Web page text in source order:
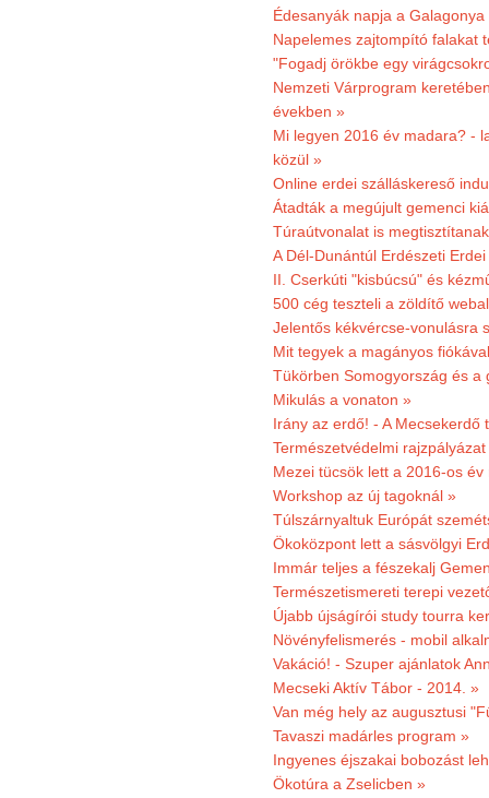
Édesanyák napja a
Napelemes zajtompító falakat
"Fogadj örökbe egy
Nemzeti Várprogram
években »
Mi legyen 2016 év madara? -
közül »
Online erdei szálláskereső
Átadták a megújult gemenci
Túraútvonalat is
A Dél-Dunántúl Erdészeti
II. Cserkúti "kisbúcsú" és
500 cég teszteli a zöldítő
Jelentős kékvércse-vonulásra
Mit tegyek a magányos
Tükörben Somogyország és a
Mikulás a vonaton »
Irány az erdő! - A
Természetvédelmi
Mezei tücsök lett a 2016-os év
Workshop az új tagoknál »
Túlszárnyaltuk Európát
Ökoközpont lett a sásvölgyi
Immár teljes a fészekalj
Természetismereti terepi
Újabb újságírói study tourra
Növényfelismerés - mobil
Vakáció! - Szuper ajánlatok
Mecseki Aktív Tábor - 2014. »
Van még hely az augusztusi
Tavaszi madárles program »
Ingyenes éjszakai bobozást
Ökotúra a Zselicben »